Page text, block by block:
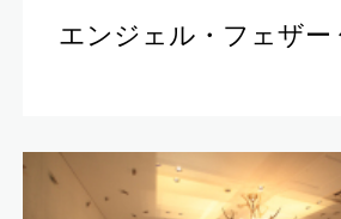
エンジェル・フェザー